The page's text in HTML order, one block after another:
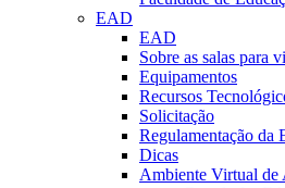
EAD
EAD
Sobre as salas para
Equipamentos
Recursos
Solicitação
Regulamentação da
Dicas
Ambiente Virtual de